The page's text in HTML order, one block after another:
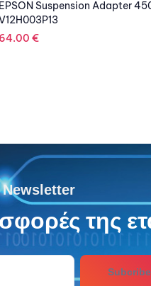
EPSON Lens UST V12H004Y0A
10,369.23€
της